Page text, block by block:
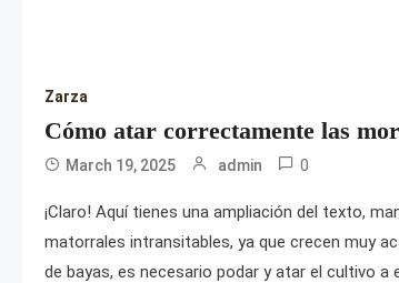
Zarza
Cómo atar correctamente las
March 19, 2025 admin 0
¡Claro! Aquí tienes una ampliación del texto,
matorrales intransitables, ya que crecen muy
de bayas, es necesario podar y atar el cultivo